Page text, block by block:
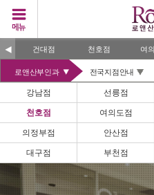
건대점 여의도점
로앤산부인과 전국지점안내
강남점 선릉점
천호점 여의도점
의정부점 안산점
대구점 부천점